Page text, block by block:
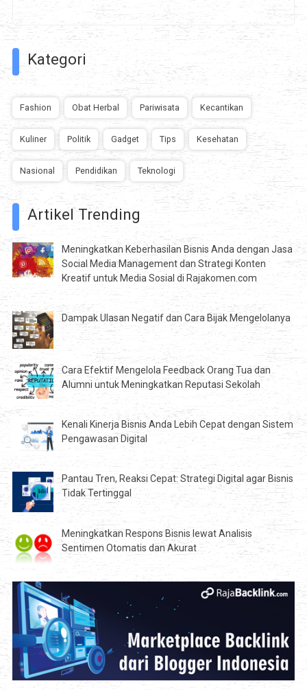
Kategori
Fashion Obat Herbal Pariwisata Kecantikan
Kuliner Politik Gadget Tips Kesehatan
Nasional Pendidikan Teknologi
Artikel Trending
Meningkatkan Keberhasilan Bisnis Anda dengan Jasa
Social Media Management dan Strategi Konten
Kreatif untuk Media Sosial di Rajakomen.com
Dampak Ulasan Negatif dan Cara Bijak Mengelolanya
Cara Efektif Mengelola Feedback Orang Tua dan
Alumni untuk Meningkatkan Reputasi Sekolah
Kenali Kinerja Bisnis Anda Lebih Cepat dengan Sistem
Pengawasan Digital
Pantau Tren, Reaksi Cepat: Strategi Digital agar Bisnis
Tidak Tertinggal
Meningkatkan Respons Bisnis lewat Analisis
Sentimen Otomatis dan Akurat